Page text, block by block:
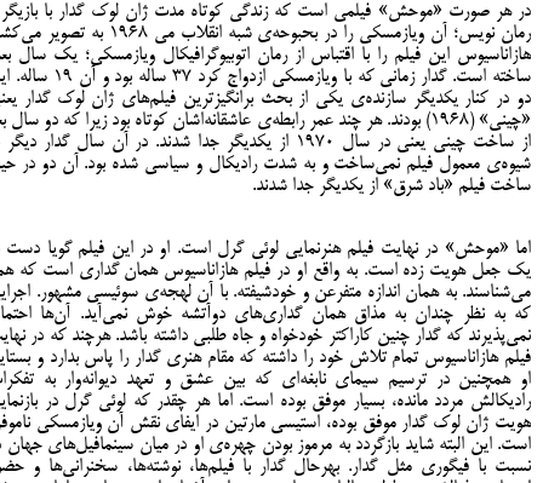
در هر صورت «موحش» فیلمی است که زندگی کوتاه مدت ژان لوک گدار با
رمان نویس؛ آن ویازمسکی را در بحبوحه‌ی شبه انقلاب می 1968 به
هازاناسیوس این فیلم را با اقتباس از رمان اتوبیوگرافیکال ویازمسکی؛ یک سال
ساخته است. گدار زمانی که با ویازمسکی ازدواج کرد 37 ساله
دو در کنار یکدیگر سازنده‌ی یکی از بحث برانگیزترین فیلم‌های ژان لوک گدار
«چینی» (1968) بودند. هر چند عمر رابطه‌ی عاشقانه‌اشان کوتاه بود زیرا که دو سال
از ساخت چینی یعنی در سال 1970 از یکدیگر جدا شدند. در آن سال گدار
شیوه‌ی معمول فیلم نمی‌ساخت و به شدت رادیکال و سیاسی شده بود. آن دو در
ساخت فیلم «باد شرق» از یکدیگر جدا شدند.
اما «موحش» در نهایت فیلم هنرنمایی لوئی گرل است. او در این فیلم گویا دست
یک جعل هویت زده است. به واقع او در فیلم هازاناسیوس همان گداری است که
می‌شناسند. به همان اندازه متفرعن و خودشیفته. با آن لهجه‌ی سوئیسی مشهور.
که به نظر چندان به مذاق همان گداری‌های دوآتشه خوش نمی‌آید. آن‌ها
نمی‌پذیرند که گدار چنین کاراکتر خودخواه و جاه طلبی داشته باشد. هرچند که در
فیلم هازاناسیوس تمام تلاش خود را داشته که مقام هنری گدار را پاس بدارد و
او همچنین در ترسیم سیمای نابغه‌ای که بین عشق و تعهد دیوانه‌وار به
رادیکالش مردد مانده، بسیار موفق بوده است. اما هر چقدر که لوئی گرل در
هویت ژان لوک گدار موفق بوده، استیسی مارتین در ایفای نقش آن ویازمسکی
است. این البته شاید بازگردد به مرموز بودن چهره‌ی او در میان سینمافیل‌های جهان
نسبت با فیگوری مثل گدار. بهرحال گدار با فیلم‌ها، نوشته‌ها، سخنرانی‌ها و